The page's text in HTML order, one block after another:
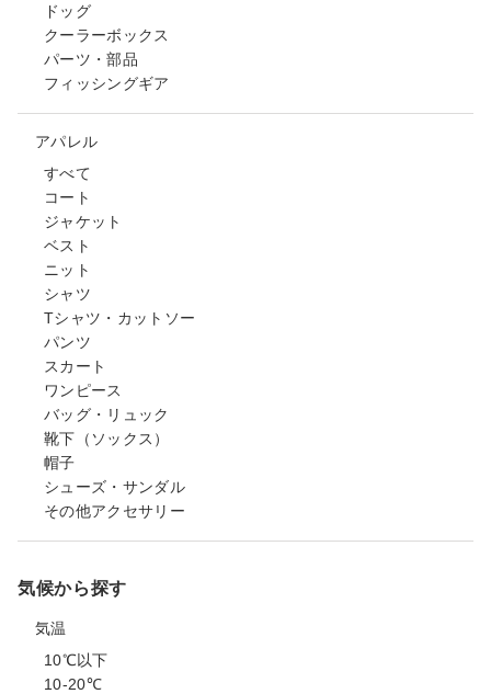
ドッグ
クーラーボックス
パーツ・部品
フィッシングギア
アパレル
すべて
コート
ジャケット
ベスト
ニット
シャツ
Tシャツ・カットソー
パンツ
スカート
ワンピース
バッグ・リュック
靴下（ソックス）
帽子
シューズ・サンダル
その他アクセサリー
気候から探す
気温
10℃以下
10-20℃